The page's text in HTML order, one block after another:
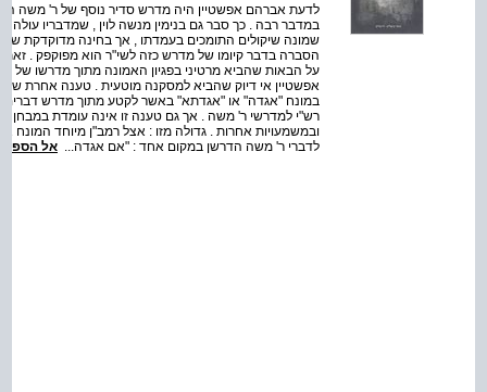
לדעת אברהם אפשטיין היה מדרש סדיר נוסף של ר' משה
במדבר רבה . כך סבר גם בנימין מנשה לוין , שמדבריו
שמונה שיקולים התומכים בעמדתו , אך בחינה מדוקדקת של
הסברה בדבר קיומו של מדרש כזה לשי"ר הוא מפוקפק .
על הבאות שהביא מרטיני בפגיון האמונה מתוך מדרשו
אפשטיין אי דיוק שהביא למסקנה מוטעית . טענה אחרת
במונח "אגדה" או "אגדתא" באשר לקטע מתוך מדרש דברים
רש"י למדרשי ר' משה . אך גם טענה זו אינה עומדת
ובמשמעויות אחרות . גדולה מזו : אצל רמב"ן מיוחד המונח
לדברי ר' משה הדרשן במקום אחד : "אם אגדה... אל הספר